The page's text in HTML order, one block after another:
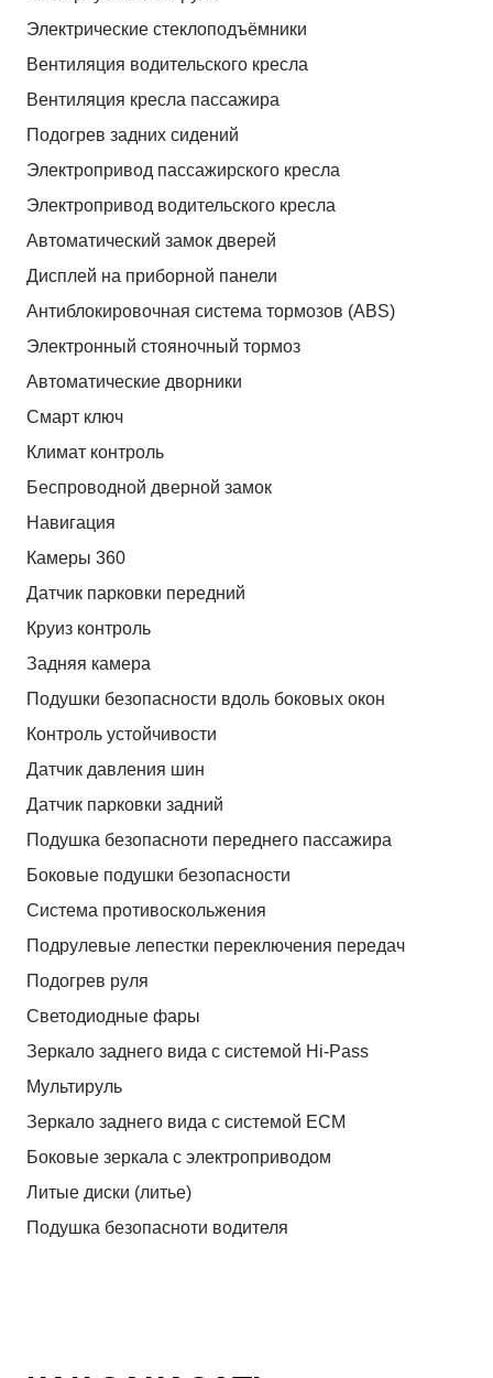
Электрические стеклоподъёмники
Вентиляция водительского кресла
Вентиляция кресла пассажира
Подогрев задних сидений
Электропривод пассажирского кресла
Электропривод водительского кресла
Автоматический замок дверей
Дисплей на приборной панели
Антиблокировочная система тормозов (ABS)
Электронный стояночный тормоз
Автоматические дворники
Смарт ключ
Климат контроль
Беспроводной дверной замок
Навигация
Камеры 360
Датчик парковки передний
Круиз контроль
Задняя камера
Подушки безопасности вдоль боковых окон
Контроль устойчивости
Датчик давления шин
Датчик парковки задний
Подушка безопасноти переднего пассажира
Боковые подушки безопасности
Система противоскольжения
Подрулевые лепестки переключения передач
Подогрев руля
Светодиодные фары
Зеркало заднего вида с системой Hi-Pass
Мультируль
Зеркало заднего вида с системой ЕСМ
Боковые зеркала с электроприводом
Литые диски (литье)
Подушка безопасноти водителя